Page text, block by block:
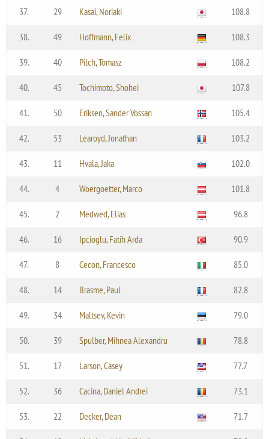
37. 29 Kasai, Noriaki 108.8
38. 49 Hoffmann, Felix 108.3
39. 40 Pilch, Tomasz 108.2
40. 45 Tochimoto, Shohei 107.8
41. 50 Eriksen, Sander Vossan 105.4
42. 53 Learoyd, Jonathan 103.2
43. 11 Hvala, Jaka 102.0
44. 4 Woergoetter, Marco 101.8
45. 2 Medwed, Elias 96.8
46. 16 Ipcioglu, Fatih Arda 90.9
47. 8 Cecon, Francesco 85.0
48. 14 Brasme, Paul 82.8
49. 34 Maltsev, Kevin 79.0
50. 39 Spulber, Mihnea Alexandru 78.8
51. 17 Larson, Casey 77.7
52. 36 Cacina, Daniel Andrei 73.1
53. 22 Decker, Dean 71.7